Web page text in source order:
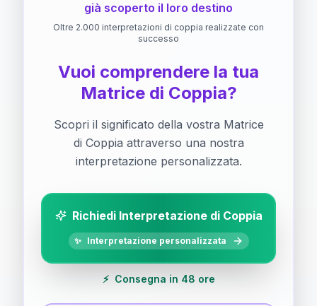
già scoperto il loro destino
Oltre 2.000 interpretazioni di coppia realizzate con
successo
Vuoi comprendere la tua
Matrice di Coppia?
Scopri il significato della vostra Matrice
di Coppia attraverso una nostra
interpretazione personalizzata.
Richiedi Interpretazione di Coppia
✨ Interpretazione personalizzata
⚡ Consegna in 48 ore